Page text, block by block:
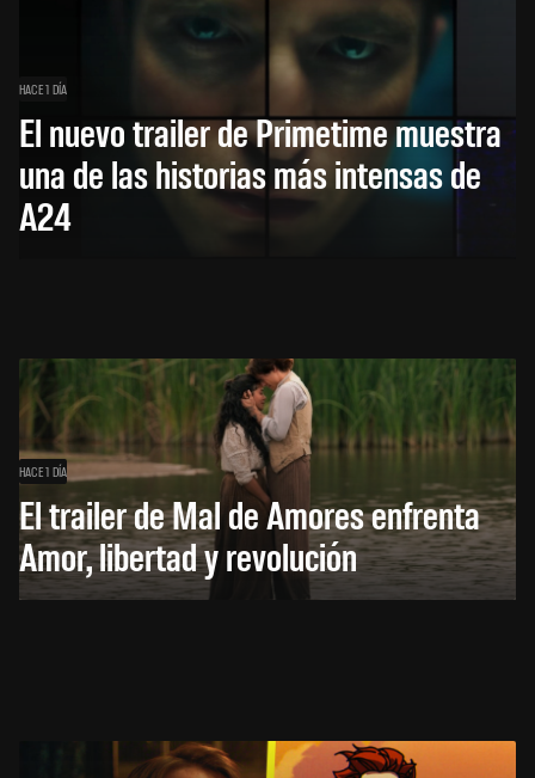
HACE 1 DÍA
El nuevo trailer de Primetime muestra
una de las historias más intensas de
A24
HACE 1 DÍA
El trailer de Mal de Amores enfrenta
Amor, libertad y revolución